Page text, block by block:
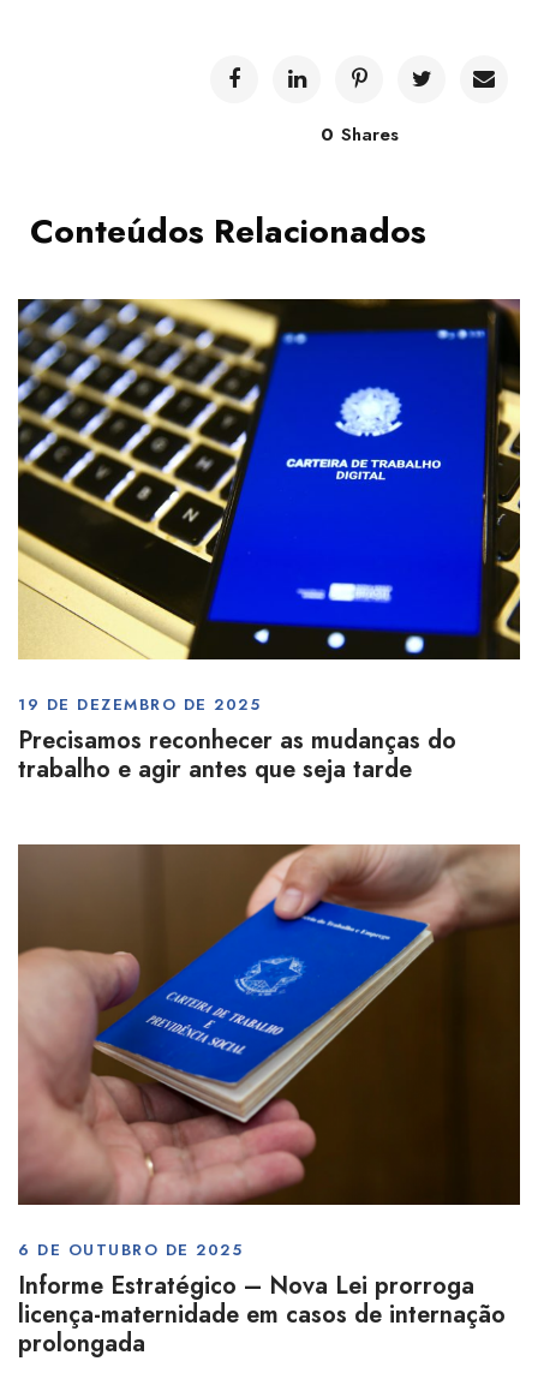
0 Shares
Conteúdos Relacionados
19 DE DEZEMBRO DE 2025
Precisamos reconhecer as mudanças do
trabalho e agir antes que seja tarde
6 DE OUTUBRO DE 2025
Informe Estratégico – Nova Lei prorroga
licença-maternidade em casos de internação
prolongada